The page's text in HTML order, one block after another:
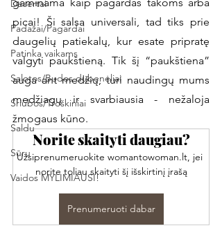
Desertai
Padažai/Pagardai
Patinka vaikams
Salotos/Budos dubenėliai
Sriubos/Troškiniai
Saldu
Sūru
Vaidos MYLIMIAUSI!
gaminama kaip pagardas takoms arba
picai! Ši salsa universali, tad tiks prie
daugelių patiekalų, kur esate pripratę
valgyti paukštieną. Tik šį “paukštiena”
auga ant medžių, turi naudingų mums
medžiagų ir svarbiausia - nežaloja
žmogaus kūno.
Norite skaityti daugiau?
Užsiprenumeruokite womantowoman.lt, jei
norite toliau skaityti šį išskirtinį įrašą
Prenumeruoti dabar